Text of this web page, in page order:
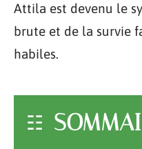
Attila est devenu le
brute et de la survie
habiles.